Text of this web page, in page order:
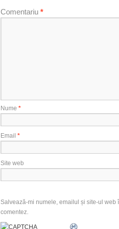
Comentariu *
Nume *
Email *
Site web
Salvează-mi numele, emailul și site-ul
comentez.